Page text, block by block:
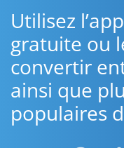
Utilisez
gratuite ou
convertir
ainsi que
populaires